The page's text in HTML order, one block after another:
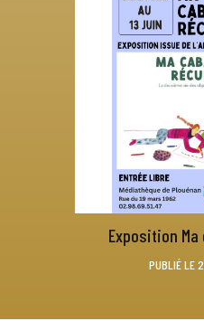
Exposition Ma
PUBLIÉ LE